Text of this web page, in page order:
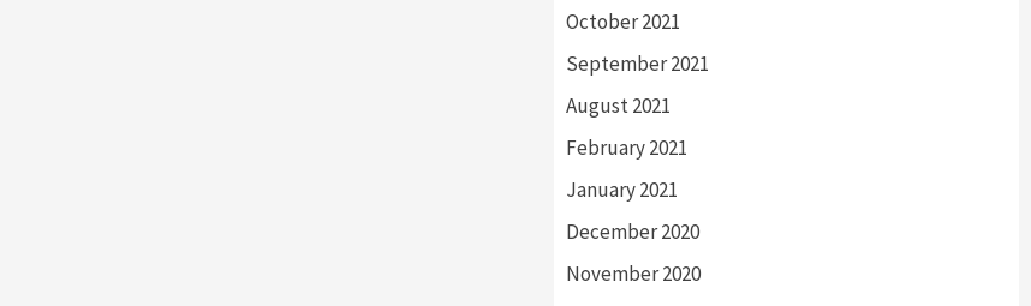
October 2021
September 2021
August 2021
February 2021
January 2021
December 2020
November 2020